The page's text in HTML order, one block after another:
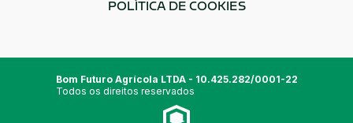
POLÍTICA DE COOKIES
Bom Futuro Agrícola LTDA - 10.425.282/0001-22
Todos os direitos reservados